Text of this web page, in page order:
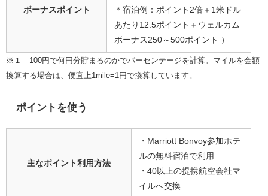
ボーナスポイント
＊宿泊例：ポイント2倍＋1米ドル
あたり12.5ポイント＋ウェルカム
ボーナス250～500ポイント ）
※１ 100円で何円分貯まるのかでパーセンテージを計算。マイルを金額
換算する場合は、便宜上1mile=1円で換算しています。
ポイントを使う
主なポイント利用方法
・Marriott Bonvoy参加ホテ
ルの無料宿泊で利用
・40以上の提携航空会社マ
イルへ交換